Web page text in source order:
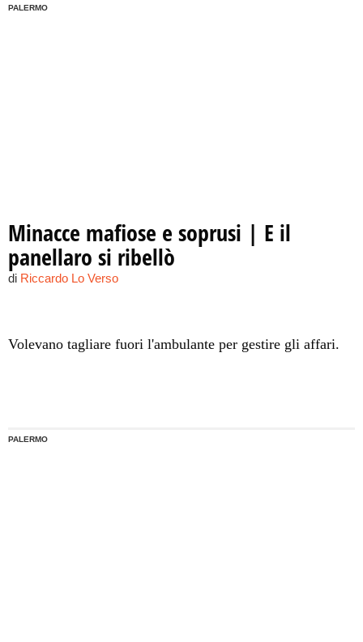
PALERMO
Minacce mafiose e soprusi | E il
panellaro si ribellò
di Riccardo Lo Verso
Volevano tagliare fuori l'ambulante per gestire gli affari.
PALERMO